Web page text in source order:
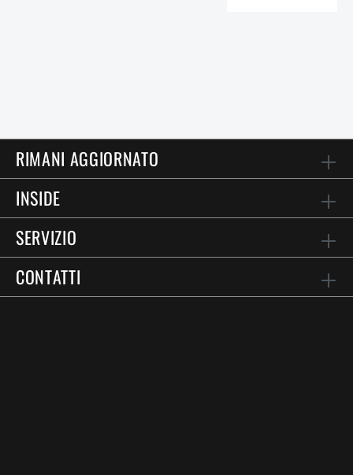
RIMANI AGGIORNATO
INSIDE
SERVIZIO
CONTATTI